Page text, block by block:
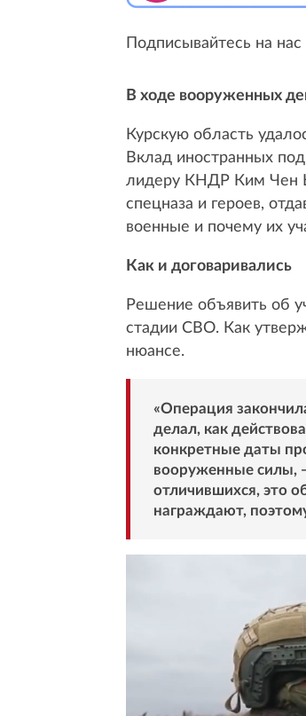
Подписывайтесь на нас
В ходе вооруженных
Курскую область
Вклад иностранных
лидеру КНДР Ким Чен
спецназа и героев,
военные и почему их
Как и договаривались
Решение объявить об
стадии СВО. Как
нюансе.
«Операция
делал, как
конкретные даты
вооруженные силы,
отличившихся, это
награждают,